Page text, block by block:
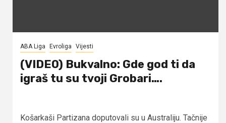
ABA Liga Evroliga Vijesti
(VIDEO) Bukvalno: Gde god ti da
igraš tu su tvoji Grobari….
Košarkaši Partizana doputovali su u Australiju. Tačnije